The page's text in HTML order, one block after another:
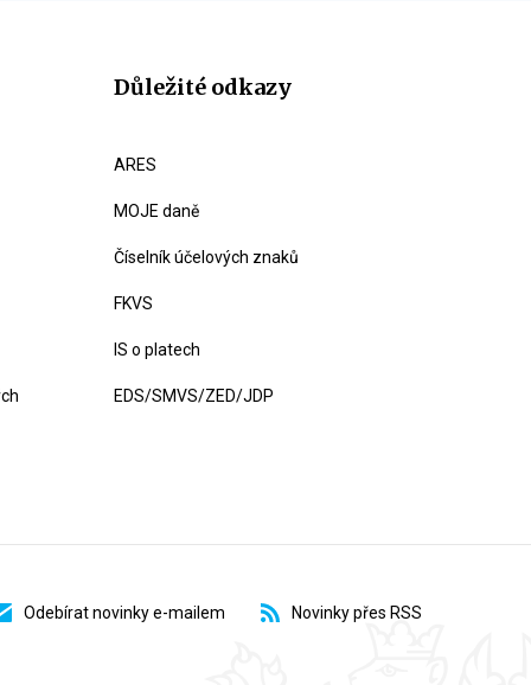
Důležité odkazy
ARES
MOJE daně
Číselník účelových znaků
FKVS
IS o platech
EDS/SMVS/ZED/JDP
Odebírat novinky e-mailem Novinky přes RSS